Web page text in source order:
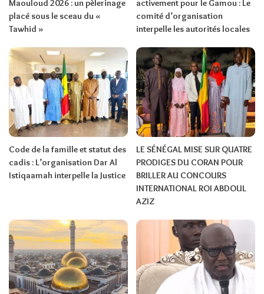
Maouloud 2026 : un pèlerinage
placé sous le sceau du «
Tawhid »
activement pour le Gamou : Le
comité d’organisation
interpelle les autorités locales
Code de la famille et statut des
cadis : L’organisation Dar Al
Istiqaamah interpelle la Justice
LE SÉNÉGAL MISE SUR QUATRE
PRODIGES DU CORAN POUR
BRILLER AU CONCOURS
INTERNATIONAL ROI ABDOUL
AZIZ